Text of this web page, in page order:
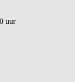
uur